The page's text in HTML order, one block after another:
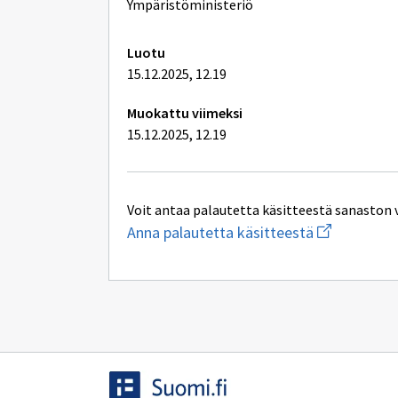
lisätiedot
Ympäristöministeriö
Luotu
15.12.2025, 12.19
Muokattu viimeksi
15.12.2025, 12.19
Voit antaa palautetta käsitteestä sanaston
Anna palautetta käsitteestä Aloita
uuden
kirjoitus